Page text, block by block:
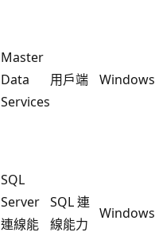
Master
Data
Services
用戶端 Windows
SQL
Server
連線能
SQL 連
線能力
Windows